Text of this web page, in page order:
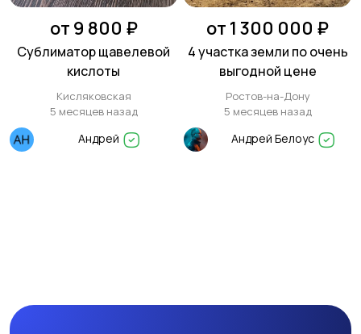
от 9 800 ₽
Сублиматор щавелевой
кислоты
Кисляковская
5 месяцев назад
Андрей
от 1 300 000 ₽
4 участка земли по очень
выгодной цене
Ростов-на-Дону
5 месяцев назад
Андрей Белоус